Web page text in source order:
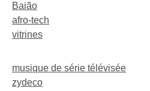
Baião
afro-tech
vitrines
musique de série télévisée
zydeco